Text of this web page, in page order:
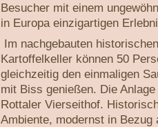
Besucher mit einem
in Europa einzigartigen
Im nachgebauten historischen
Kartoffelkeller können 50
gleichzeitig den einmaligen
mit Biss genießen. Die
Rottaler Vierseithof.
Ambiente, modernst in Bezug